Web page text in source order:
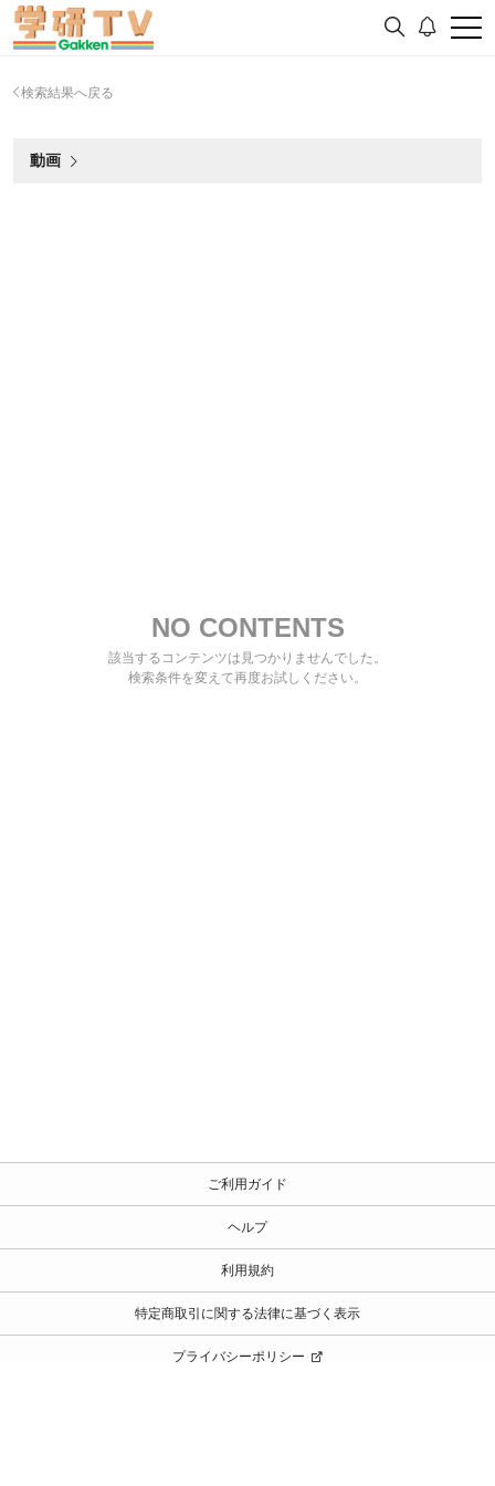
検索結果へ戻る
動画
NO CONTENTS
該当するコンテンツは見つかりませんでした。
検索条件を変えて再度お試しください。
ご利用ガイド
ヘルプ
利用規約
特定商取引に関する法律に基づく表示
プライバシーポリシー